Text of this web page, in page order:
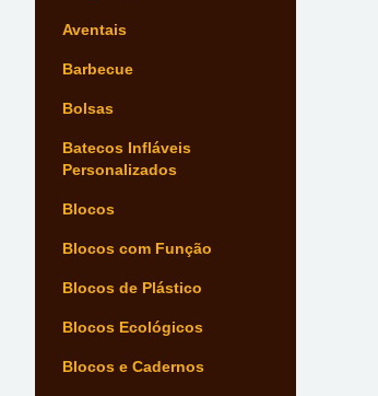
Aventais
Barbecue
Bolsas
Batecos Infláveis
Personalizados
Blocos
Blocos com Função
Blocos de Plástico
Blocos Ecológicos
Blocos e Cadernos